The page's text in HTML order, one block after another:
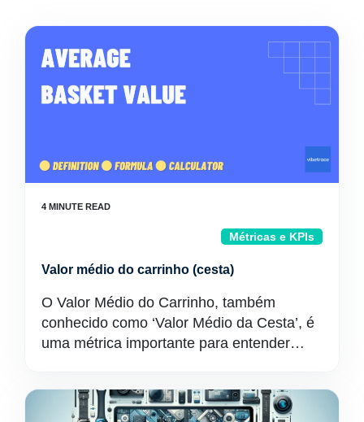
Métricas e KPIs
Valor médio do carrinho (cesta)
O Valor Médio do Carrinho, também
conhecido como ‘Valor Médio da Cesta’, é
uma métrica importante para entender…